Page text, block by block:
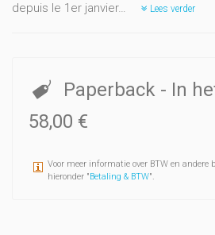
depuis le 1er janvier…
Lees verder
Paperback - In
58,00 €
Voor meer informatie over BTW en
hieronder "Betaling & BTW".